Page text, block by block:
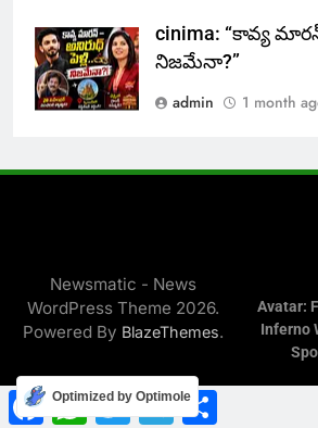
cinima: “కావ్య
నిజమేనా?”
admin
1 month
Newsmatic - News
WordPress Theme 2026.
Powered By BlazeThemes.
Avatar:
Inferno
FacebookWhatsApp
TwitterTelegram
Optimized by Optimole